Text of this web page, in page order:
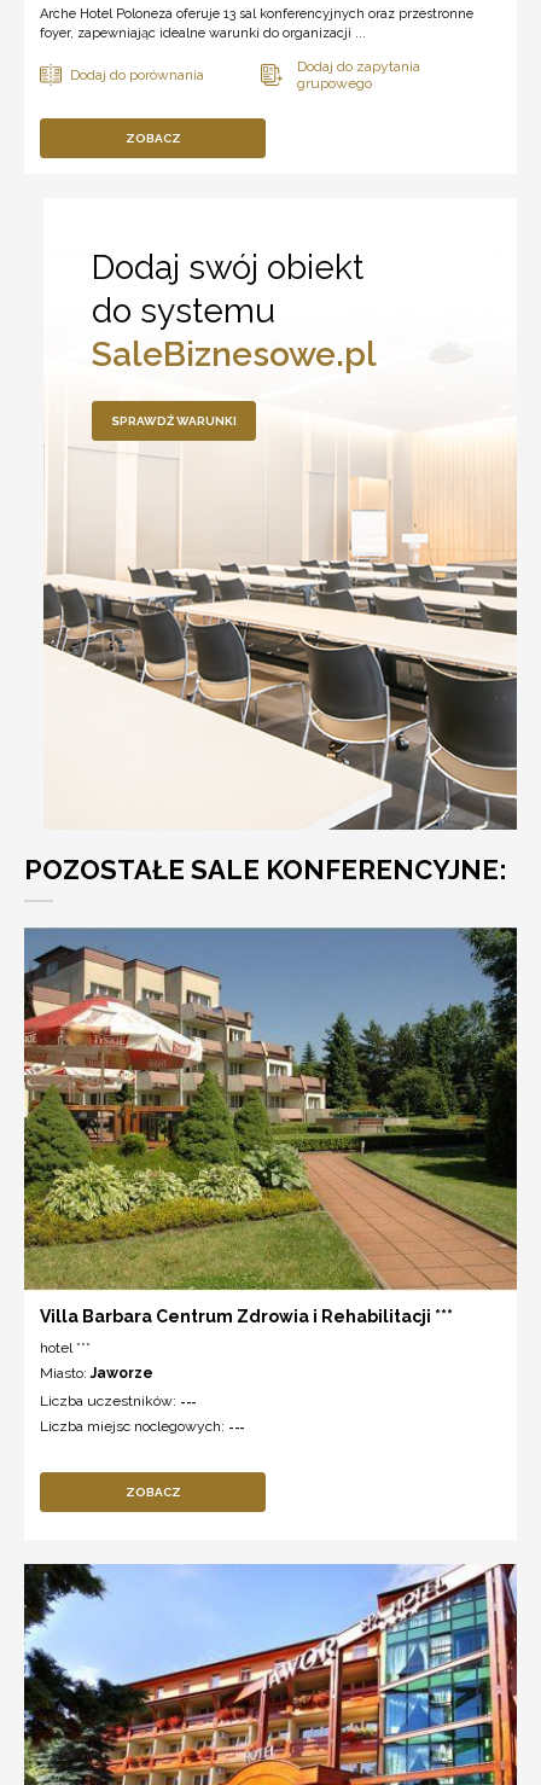
Arche Hotel Poloneza oferuje 13 sal konferencyjnych oraz przestronne
foyer, zapewniając idealne warunki do organizacji ...
ZOBACZ
Dodaj swój obiekt
do systemu
SaleBiznesowe.pl
SPRAWDŹ WARUNKI
POZOSTAŁE SALE KONFERENCYJNE:
Villa Barbara Centrum Zdrowia i Rehabilitacji ***
hotel ***
Miasto:Jaworze
Liczba uczestników: ---
Liczba miejsc noclegowych: ---
ZOBACZ